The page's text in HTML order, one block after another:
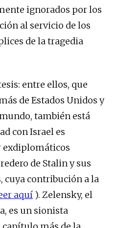
ignorados por los
al servicio de los
de la tragedia
entre ellos, que
de Estados Unidos y
también está
con Israel es
exdiplomáticos
de Stalin y sus
cuya contribución a la
aquí ). Zelensky, el
es un sionista